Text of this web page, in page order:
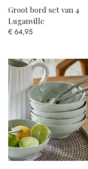
Groot bord set van 4
Luganville
€ 64,95